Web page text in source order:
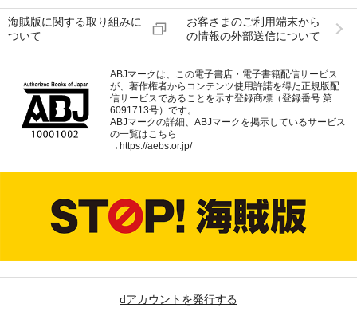
海賊版に関する取り組みに
ついて
お客さまのご利用端末から
の情報の外部送信について
ABJマークは、この電子書店・電子書籍配信サービス
が、著作権者からコンテンツ使用許諾を得た正規版配
信サービスであることを示す登録商標（登録番号 第
6091713号）です。
ABJマークの詳細、ABJマークを掲示しているサービス
の一覧はこちら
→https://aebs.or.jp/
dアカウントを発行する